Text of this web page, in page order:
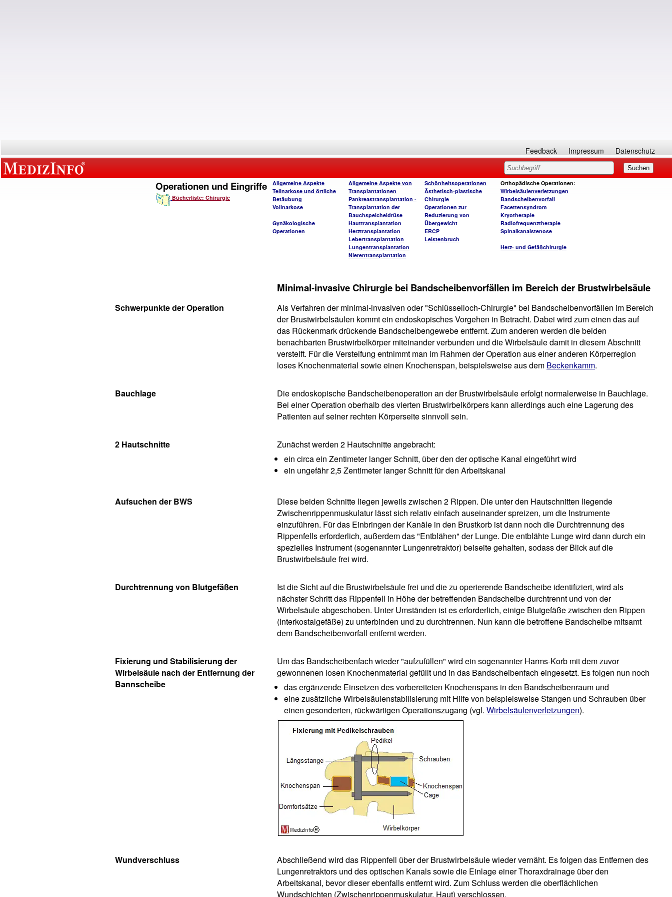
Feedback Impressum Datenschutz
Operationen und Eingriffe
Bücherliste: Chirurgie
Allgemeine Aspekte
Teilnarkose und örtliche
Betäubung
Vollnarkose
Gynäkologische
Operationen
Allgemeine Aspekte von
Transplantationen
Pankreastransplantation -
Transplantation der
Bauchspeicheldrüse
Hauttransplantation
Herztransplantation
Lebertransplantation
Lungentransplantation
Nierentransplantation
Schönheitsoperationen
Ästhetisch-plastische
Chirurgie
Operationen zur
Reduzierung von
Übergewicht
ERCP
Leistenbruch
Orthopädische Operationen:
Wirbelsäulenverletzungen
Bandscheibenvorfall
Facettensyndrom
Kryotherapie
Radiofrequenztherapie
Spinalkanalstenose
Herz- und Gefäßchirurgie
Minimal-invasive Chirurgie bei Bandscheibenvorfällen im Bereich der Brustwirbelsäule
Schwerpunkte der Operation
Als Verfahren der minimal-invasiven oder "Schlüsselloch-Chirurgie" bei Bandscheibenvorfällen im Bereich
der Brustwirbelsäulen kommt ein endoskopisches Vorgehen in Betracht. Dabei wird zum einen das auf
das Rückenmark drückende Bandscheibengewebe entfernt. Zum anderen werden die beiden
benachbarten Brustwirbelkörper miteinander verbunden und die Wirbelsäule damit in diesem Abschnitt
versteift. Für die Versteifung entnimmt man im Rahmen der Operation aus einer anderen Körperregion
loses Knochenmaterial sowie einen Knochenspan, beispielsweise aus dem Beckenkamm.
Bauchlage
Die endoskopische Bandscheibenoperation an der Brustwirbelsäule erfolgt normalerweise in Bauchlage.
Bei einer Operation oberhalb des vierten Brustwirbelkörpers kann allerdings auch eine Lagerung des
Patienten auf seiner rechten Körperseite sinnvoll sein.
2 Hautschnitte
Zunächst werden 2 Hautschnitte angebracht:
ein circa ein Zentimeter langer Schnitt, über den der optische Kanal eingeführt wird
ein ungefähr 2,5 Zentimeter langer Schnitt für den Arbeitskanal
Aufsuchen der BWS
Diese beiden Schnitte liegen jeweils zwischen 2 Rippen. Die unter den Hautschnitten liegende
Zwischenrippenmuskulatur lässt sich relativ einfach auseinander spreizen, um die Instrumente
einzuführen. Für das Einbringen der Kanäle in den Brustkorb ist dann noch die Durchtrennung des
Rippenfells erforderlich, außerdem das "Entblähen" der Lunge. Die entblähte Lunge wird dann durch ein
spezielles Instrument (sogenannter Lungenretraktor) beiseite gehalten, sodass der Blick auf die
Brustwirbelsäule frei wird.
Durchtrennung von Blutgefäßen
Ist die Sicht auf die Brustwirbelsäule frei und die zu operierende Bandscheibe identifiziert, wird als
nächster Schritt das Rippenfell in Höhe der betreffenden Bandscheibe durchtrennt und von der
Wirbelsäule abgeschoben. Unter Umständen ist es erforderlich, einige Blutgefäße zwischen den Rippen
(Interkostalgefäße) zu unterbinden und zu durchtrennen. Nun kann die betroffene Bandscheibe mitsamt
dem Bandscheibenvorfall entfernt werden.
Fixierung und Stabilisierung der
Wirbelsäule nach der Entfernung der
Bannscheibe
Um das Bandscheibenfach wieder "aufzufüllen" wird ein sogenannter Harms-Korb mit dem zuvor
gewonnenen losen Knochenmaterial gefüllt und in das Bandscheibenfach eingesetzt. Es folgen nun noch
das ergänzende Einsetzen des vorbereiteten Knochenspans in den Bandscheibenraum und
eine zusätzliche Wirbelsäulenstabilisierung mit Hilfe von beispielsweise Stangen und Schrauben über
einen gesonderten, rückwärtigen Operationszugang (vgl. Wirbelsäulenverletzungen).
Wundverschluss
Abschließend wird das Rippenfell über der Brustwirbelsäule wieder vernäht. Es folgen das Entfernen des
Lungenretraktors und des optischen Kanals sowie die Einlage einer Thoraxdrainage über den
Arbeitskanal, bevor dieser ebenfalls entfernt wird. Zum Schluss werden die oberflächlichen
Wundschichten (Zwischenrippenmuskulatur, Haut) verschlossen.